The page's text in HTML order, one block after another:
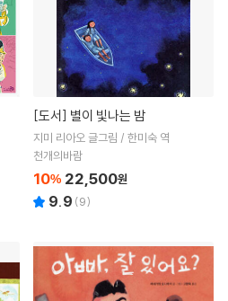
[도서] 별이 빛나는 밤
지미 리아오 글그림 / 한미숙 역
천개의바람
10% 22,500원
9.9 (9)